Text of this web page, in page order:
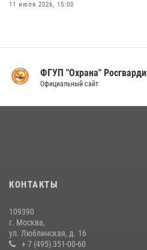
11 июля 2026, 15:00
В Управлении вневедомственной
Столичные росгвардейцы задержали
15 июля 2026, 10:00
В Москве сотрудники Росгвардии
ФГУП "Охрана"
Официальный сайт
КОНТАКТЫ
109390
г. Москва,
ул. Люблинская, д. 16
+ 7 (495) 351-00-60